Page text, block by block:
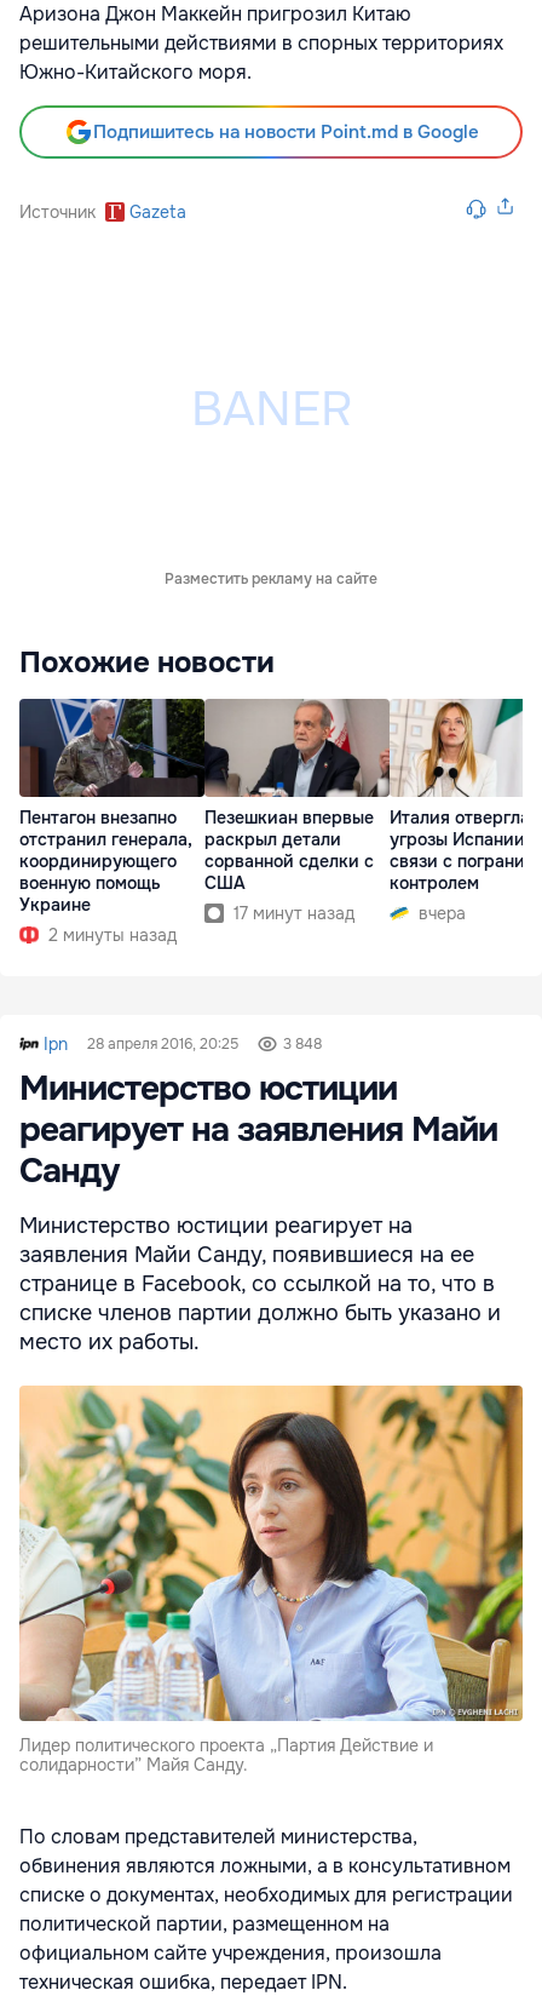
Аризона Джон Маккейн пригрозил Китаю
решительными действиями в спорных территориях
Южно-Китайского моря.
Подпишитесь на новости Point.md в Google
Источник Gazeta
Разместить рекламу на сайте
Похожие новости
Пентагон внезапно
отстранил генерала,
координирующего
военную помощь
Украине
2 минуты назад
Пезешкиан впервые
раскрыл детали
сорванной сделки с
США
17 минут назад
Италия отвергла
угрозы Испании в
связи с
контролем
вчера
Ipn 28 апреля 2016, 20:25 3 848
Министерство юстиции
реагирует на заявления Майи
Санду
Министерство юстиции реагирует на
заявления Майи Санду, появившиеся на ее
странице в Facebook, со ссылкой на то, что в
списке членов партии должно быть указано и
место их работы.
Лидер политического проекта „Партия Действие и
солидарности” Майя Санду.
По словам представителей министерства,
обвинения являются ложными, а в консультативном
списке о документах, необходимых для регистрации
политической партии, размещенном на
официальном сайте учреждения, произошла
техническая ошибка, передает IPN.